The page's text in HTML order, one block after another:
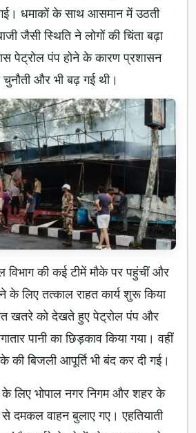
धमाकों के साथ आसमान में उठती
जैसी स्थिति ने लोगों की चिंता बढ़ा
पेट्रोल पंप होने के कारण प्रशासन
और भी बढ़ गई थी।
विभाग की कई टीमें मौके पर पहुंचीं और
लिए तत्काल राहत कार्य शुरू किया
खतरे को देखते हुए पेट्रोल पंप और
पानी का छिड़काव किया गया। वहीं
की बिजली आपूर्ति भी बंद कर दी गई।
लिए भोपाल नगर निगम और शहर के
से दमकल वाहन बुलाए गए। एहतियाती